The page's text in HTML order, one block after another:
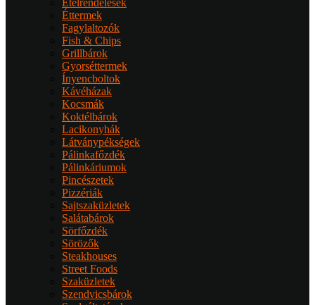
Ételrendelések
Éttermek
Fagylaltozók
Fish & Chips
Grillbárok
Gyorséttermek
Ínyencboltok
Kávéházak
Kocsmák
Koktélbárok
Lacikonyhák
Látványpékségek
Pálinkafőzdék
Pálinkáriumok
Pincészetek
Pizzériák
Sajtszaküzletek
Salátabárok
Sörfőzdék
Sörözők
Steakhouses
Street Foods
Szaküzletek
Szendvicsbárok